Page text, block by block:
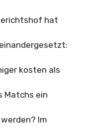
hat
kosten als
Matchs ein
Im